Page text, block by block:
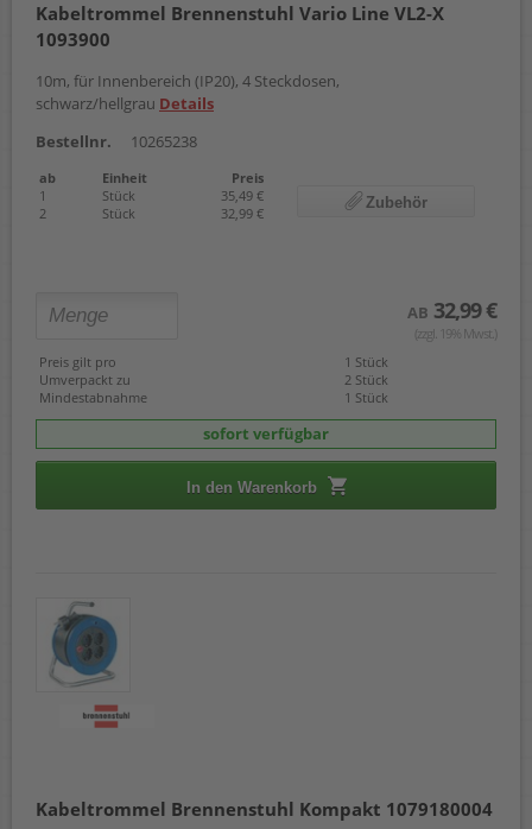
Kabeltrommel Brennenstuhl Vario Line VL2-X
1093900
10m, für Innenbereich (IP20), 4 Steckdosen,
schwarz/hellgrau Details
Bestellnr.
10265238
ab Einheit
Preis
1
Stück
35,49 €
2
Stück 32,99 €
Zubehör
AB 32,99 €
(zzgl. 19% Mwst.)
Preis gilt pro
1 Stück
Umverpackt zu
2 Stück
Mindestabnahme
1 Stück
sofort verfügbar
In den Warenkorb
Kabeltrommel Brennenstuhl Kompakt 1079180004